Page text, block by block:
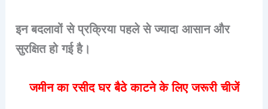
इन बदलावों से प्रक्रिया पहले से ज्यादा आसान और
सुरक्षित हो गई है।
जमीन का रसीद घर बैठे काटने के लिए जरूरी चीजें